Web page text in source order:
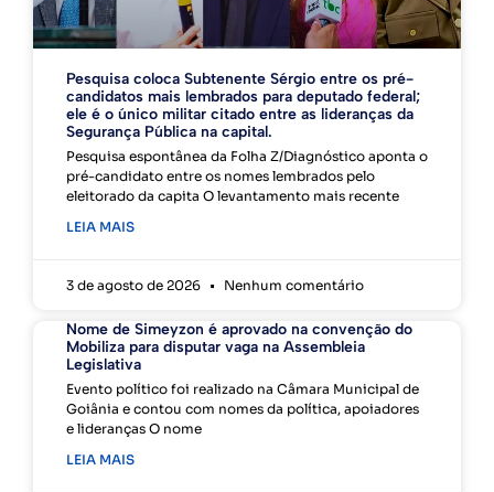
Pesquisa coloca Subtenente Sérgio entre os pré-
candidatos mais lembrados para deputado federal;
ele é o único militar citado entre as lideranças da
Segurança Pública na capital.
Pesquisa espontânea da Folha Z/Diagnóstico aponta o
pré-candidato entre os nomes lembrados pelo
eleitorado da capita O levantamento mais recente
LEIA MAIS
3 de agosto de 2026 Nenhum comentário
Nome de Simeyzon é aprovado na convenção do
Mobiliza para disputar vaga na Assembleia
Legislativa
Evento político foi realizado na Câmara Municipal de
Goiânia e contou com nomes da política, apoiadores
e lideranças O nome
LEIA MAIS